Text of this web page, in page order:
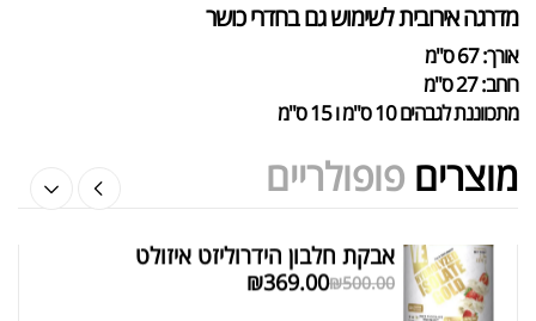
מדרגה אירובית לשימוש גם בחדרי כושר
אורך: 67 ס"מ
רוחב: 27 ס"מ
מתכווננת לגבהים 10 ס"מ ו 15 ס"מ
מוצרים פופולריים
מציג 1–6 מתוך 524 תוצאות
סידור ברירת מחדל
40.00
אבקת חלבון הידרוליזט איזולט
₪500.00
₪369.00